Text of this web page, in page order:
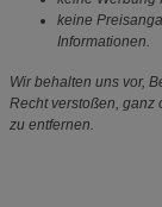
keine
Informationen.
Wir behalten uns vor,
Recht verstoßen, ganz
zu entfernen.